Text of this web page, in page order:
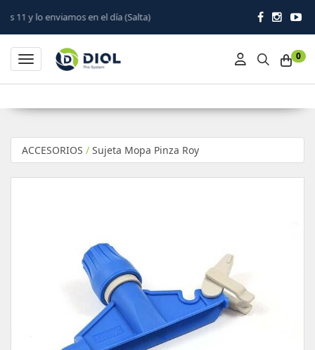
en el día (Salta)
0
Toggle navigation
ACCESORIOS / Sujeta Mopa Pinza Roy